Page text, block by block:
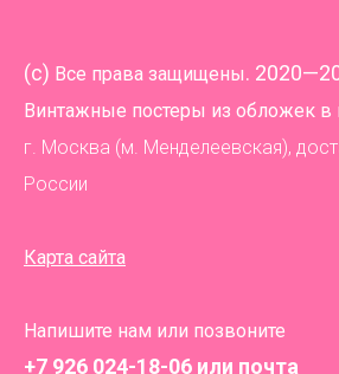
(c) Все права защищены.
Винтажные постеры из обложек в
г. Москва (м. Менделеевская),
России
Карта сайта
Напишите нам или позвоните
+7 926 024-18-06 или почта